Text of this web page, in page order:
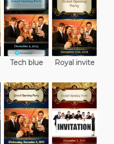
Tech blue Royal invite